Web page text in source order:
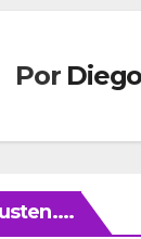
Por